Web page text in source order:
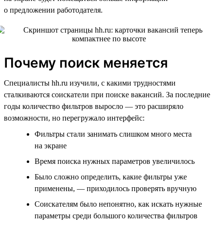
о предложении работодателя.
Почему поиск меняется
Специалисты hh.ru изучили, с какими трудностями
сталкиваются соискатели при поиске вакансий. За последние
годы количество фильтров выросло — это расширяло
возможности, но перегружало интерфейс:
Фильтры стали занимать слишком много места
на экране
Время поиска нужных параметров увеличилось
Было сложно определить, какие фильтры уже
применены, — приходилось проверять вручную
Соискателям было непонятно, как искать нужные
параметры среди большого количества фильтров